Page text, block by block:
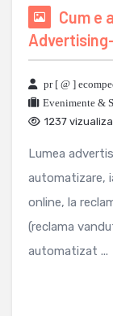
Cum e
pr [ @ ]
Evenimente &
1237
Lumea
automatizare,
online, la
(reclama
automatizat ...